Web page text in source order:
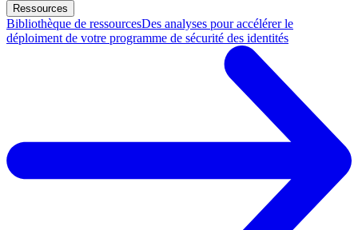
Ressources
Bibliothèque de ressourcesDes analyses pour accélérer le
déploiment de votre programme de sécurité des identités